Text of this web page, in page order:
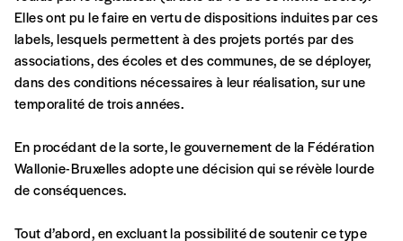
motivations.
En pratique
Vous vous abonnez pour l’année civile en
cours ou vous commandez au numéro.
revue en format papier ou numérique.
Vous renseignez vos coordonnées.
Vous versez le montant de votre choix sur le
2190avec en communication le numéro de
Elles ont pu le faire en vertu de dispositions induites par ces
labels, lesquels permettent à des projets portés par des
associations, des écoles et des communes, de se déployer,
dans des conditions nécessaires à leur réalisation, sur une
temporalité de trois années.
En procédant de la sorte, le gouvernement de la Fédération
Wallonie-Bruxelles adopte une décision qui se révèle lourde
de conséquences.
Tout d’abord, en excluant la possibilité de soutenir ce type